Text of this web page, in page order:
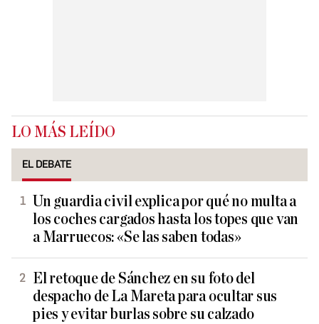
LO MÁS LEÍDO
EL DEBATE
Un guardia civil explica por qué no multa a
los coches cargados hasta los topes que van
a Marruecos: «Se las saben todas»
El retoque de Sánchez en su foto del
despacho de La Mareta para ocultar sus
pies y evitar burlas sobre su calzado